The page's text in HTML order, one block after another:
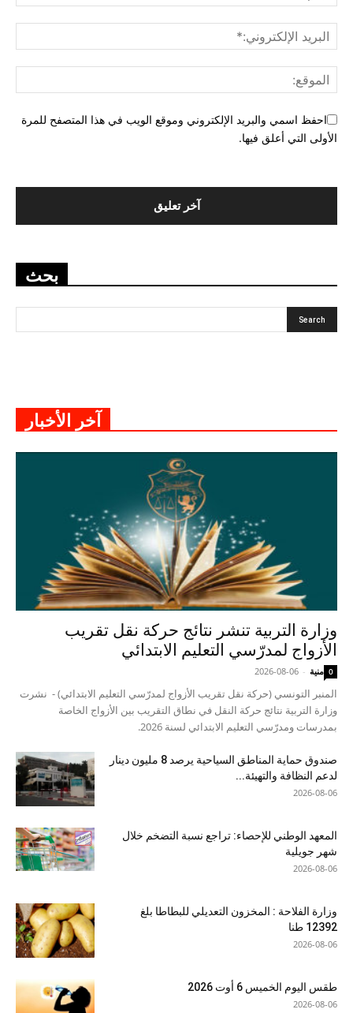
احفظ اسمي والبريد الإلكتروني وموقع الويب في هذا المتصفح للمرة
الأولى التي أعلق فيها.
بحث
آخر الأخبار
وزارة التربية تنشر نتائج حركة نقل تقريب
الأزواج لمدرّسي التعليم الابتدائي
منية -
2026-08-06 0
المنبر التونسي (حركة نقل تقريب الأزواج لمدرّسي التعليم الابتدائي) - نشرت
وزارة التربية نتائج حركة النقل في نطاق التقريب بين الأزواج الخاصة
بمدرسات ومدرّسي التعليم الابتدائي لسنة 2026.
صندوق حماية المناطق السياحية يرصد 8 مليون دينار
لدعم النظافة والتهيئة...
2026-08-06
المعهد الوطني للإحصاء: تراجع نسبة التضخم خلال
شهر جويلية
2026-08-06
وزارة الفلاحة : المخزون التعديلي للبطاطا بلغ
12392 طنا
2026-08-06
طقس اليوم الخميس 6 أوت 2026
2026-08-06